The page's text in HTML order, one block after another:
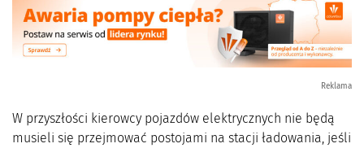
Reklama
W przyszłości kierowcy pojazdów elektrycznych nie będą
musieli się przejmować postojami na stacji ładowania, jeśli